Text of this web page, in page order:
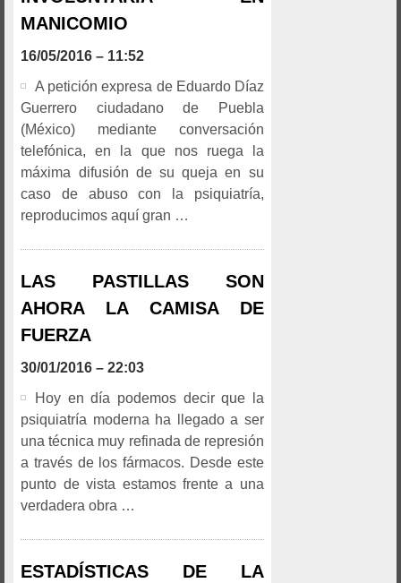
MANICOMIO
16/05/2016 – 11:52
A petición expresa de Eduardo Díaz
Guerrero ciudadano de Puebla
(México) mediante conversación
telefónica, en la que nos ruega la
máxima difusión de su queja en su
caso de abuso con la psiquiatría,
reproducimos aquí gran …
LAS PASTILLAS SON
AHORA LA CAMISA DE
FUERZA
30/01/2016 – 22:03
Hoy en día podemos decir que la
psiquiatría moderna ha llegado a ser
una técnica muy refinada de represión
a través de los fármacos. Desde este
punto de vista estamos frente a una
verdadera obra …
ESTADÍSTICAS DE LA